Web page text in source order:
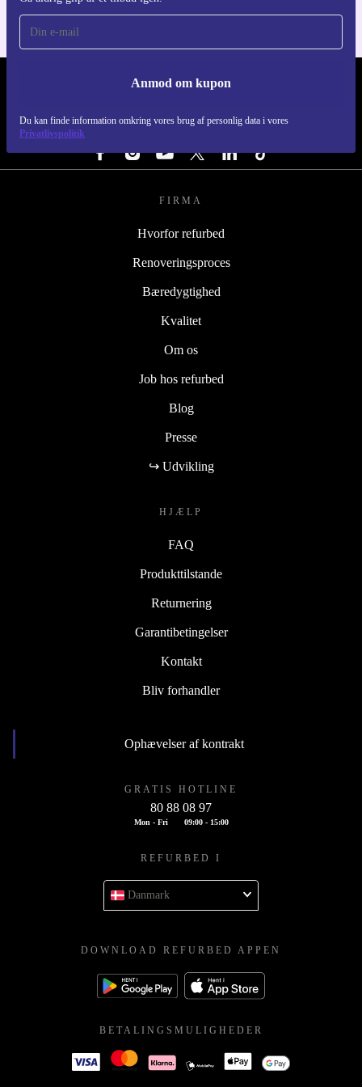
Anmod om kupon
Du kan finde information omkring vores brug af personlig data i vores
Privatlivspolitik
REFURBED DANMARK - RETHINK NEW.
FØLG OS
FIRMA
Hvorfor refurbed
Renoveringsproces
Bæredygtighed
Kvalitet
Om os
Job hos refurbed
Blog
Presse
↪ Udvikling
HJÆLP
FAQ
Produkttilstande
Returnering
Garantibetingelser
Kontakt
Bliv forhandler
Ophævelser af kontrakt
GRATIS HOTLINE
80 88 08 97
Mon - Fri 09:00 - 15:00
REFURBED I
Danmark
DOWNLOAD REFURBED APPEN
BETALINGSMULIGHEDER